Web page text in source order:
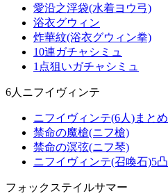
愛沿之浮袋(水着ヨウ弓)
浴衣グウィン
炸華紋(浴衣グウィン拳)
10連ガチャシミュ
1点狙いガチャシミュ
6人ニフイヴィンテ
ニフイヴィンテ(6人)まとめ
禁命の魔槍(ニフ槍)
禁命の溟弦(ニフ琴)
ニフイヴィンテ(召喚石)5凸
フォックステイルサマー